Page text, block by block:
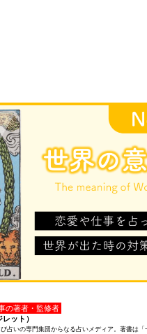
の著者・監修者
ット）
占いの専門集団からなる占いメディア。著書は「